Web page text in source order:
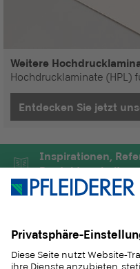
Weitere
Hochdrucklaminate (HPL)
Entdecken Sie jetzt
Inspirationen,
Produktneuheiten:
UNTERNEHMEN